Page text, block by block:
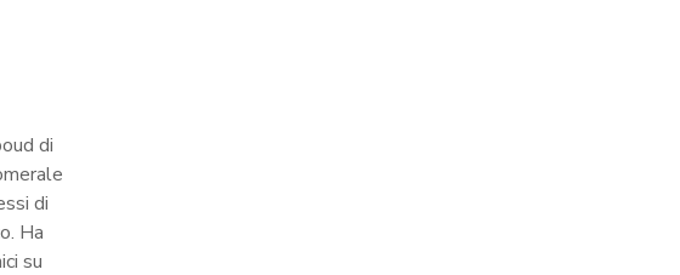
di
di
Ha
su